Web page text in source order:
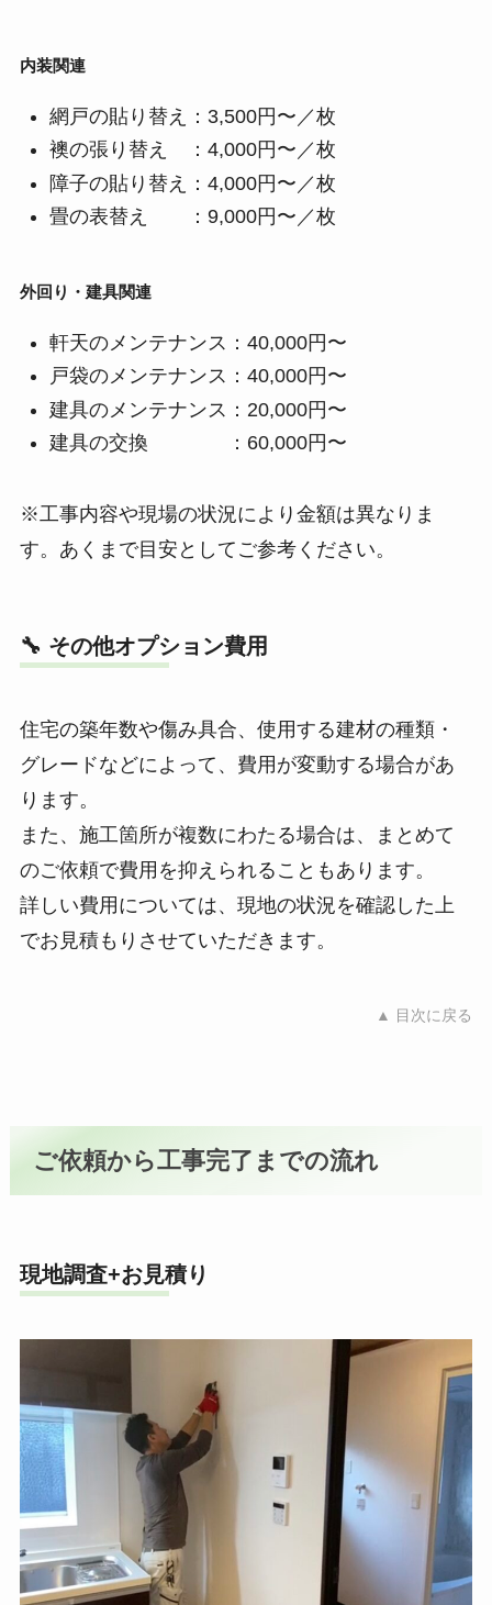
内装関連
網戸の貼り替え：3,500円〜／枚
襖の張り替え ：4,000円〜／枚
障子の貼り替え：4,000円〜／枚
畳の表替え ：9,000円〜／枚
外回り・建具関連
軒天のメンテナンス：40,000円〜
戸袋のメンテナンス：40,000円〜
建具のメンテナンス：20,000円〜
建具の交換 ：60,000円〜
※工事内容や現場の状況により金額は異なりま
す。あくまで目安としてご参考ください。
🔧 その他オプション費用
住宅の築年数や傷み具合、使用する建材の種類・
グレードなどによって、費用が変動する場合があ
ります。
また、施工箇所が複数にわたる場合は、まとめて
のご依頼で費用を抑えられることもあります。
詳しい費用については、現地の状況を確認した上
でお見積もりさせていただきます。
▲ 目次に戻る
ご依頼から工事完了までの流れ
現地調査+お見積り